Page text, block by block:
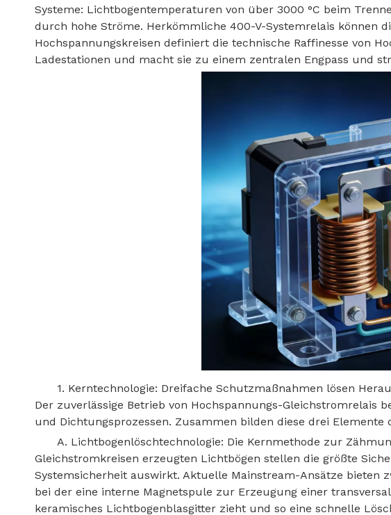
Systeme: Lichtbogentemperaturen von über 3000 °C beim
durch hohe Ströme. Herkömmliche 400-V-Systemrelais können
Hochspannungskreisen definiert die technische Raffinesse von
Ladestationen und macht sie zu einem zentralen Engpass und
1. Kerntechnologie: Dreifache Schutzmaßnahmen lösen
Der zuverlässige Betrieb von Hochspannungs-Gleichstromrelais
und Dichtungsprozessen. Zusammen bilden diese drei
A. Lichtbogenlöschtechnologie: Die Kernmethode zur
Gleichstromkreisen erzeugten Lichtbögen stellen die größte
Systemsicherheit auswirkt. Aktuelle Mainstream-Ansätze bieten
bei der eine interne Magnetspule zur Erzeugung einer
keramisches Lichtbogenblasgitter zieht und so eine schnelle